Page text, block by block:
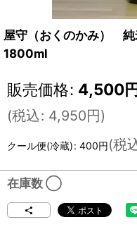
屋守（おくのかみ）
1800ml
販売価格: 4,500
(税込: 4,950円)
クール便(冷蔵): 400円(税
在庫数 ◯